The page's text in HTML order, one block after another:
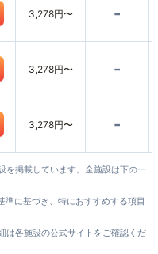
3,278円〜 -
3,278円〜 -
3,278円〜 -
を掲載しています。全施設は下の一
に基づき、特におすすめする項目
は各施設の公式サイトをご確認くだ